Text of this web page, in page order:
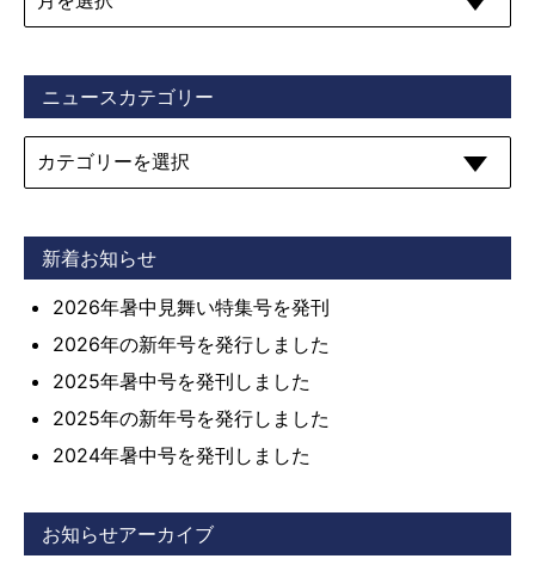
ニュースカテゴリー
新着お知らせ
2026年暑中見舞い特集号を発刊
2026年の新年号を発行しました
2025年暑中号を発刊しました
2025年の新年号を発行しました
2024年暑中号を発刊しました
お知らせアーカイブ